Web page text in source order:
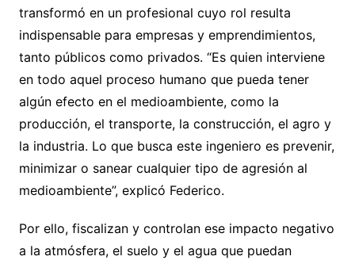
transformó en un profesional cuyo rol resulta
indispensable para empresas y emprendimientos,
tanto públicos como privados. “Es quien interviene
en todo aquel proceso humano que pueda tener
algún efecto en el medioambiente, como la
producción, el transporte, la construcción, el agro y
la industria. Lo que busca este ingeniero es prevenir,
minimizar o sanear cualquier tipo de agresión al
medioambiente”, explicó Federico.
Por ello, fiscalizan y controlan ese impacto negativo
a la atmósfera, el suelo y el agua que puedan